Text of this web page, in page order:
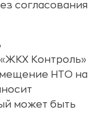
согласования
Контроль»
НТО на
может быть